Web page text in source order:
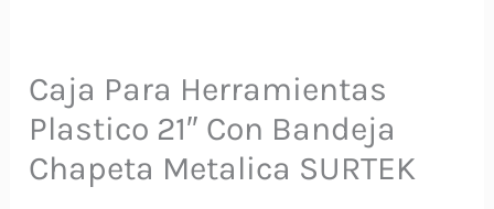
Caja Para Herramientas
Plastico 21″ Con Bandeja
Chapeta Metalica SURTEK